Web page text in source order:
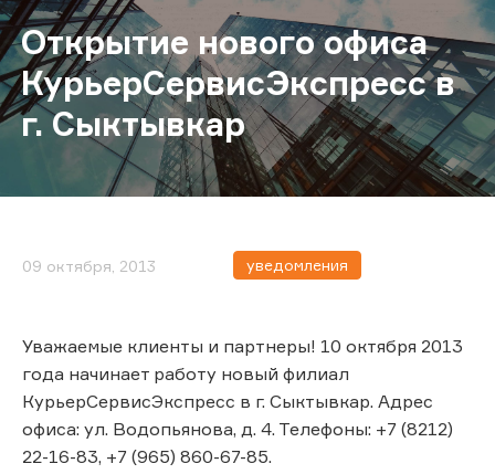
Открытие нового офиса
КурьерСервисЭкспресс в
г. Сыктывкар
09 октября, 2013 уведомления
Уважаемые клиенты и партнеры! 10 октября 2013
года начинает работу новый филиал
КурьерСервисЭкспресс в г. Сыктывкар. Адрес
офиса: ул. Водопьянова, д. 4. Телефоны: +7 (8212)
22-16-83, +7 (965) 860-67-85.